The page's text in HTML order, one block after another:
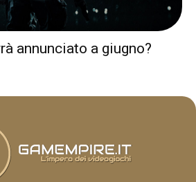
annunciato a giugno?